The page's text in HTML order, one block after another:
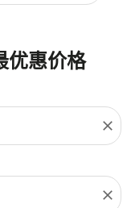
优惠价格
close
close